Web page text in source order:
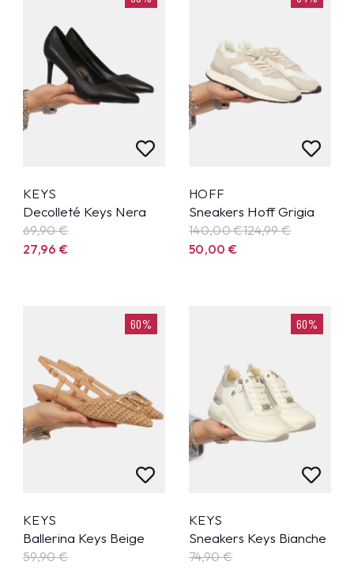
KEYS
Decolleté Keys Nera
69,90€
27,96€
HOFF
Sneakers Hoff Grigia
140,00 €124,99€
50,00€
60%
KEYS
Ballerina Keys Beige
59,90€
60%
KEYS
Sneakers Keys Bianche
74,90€